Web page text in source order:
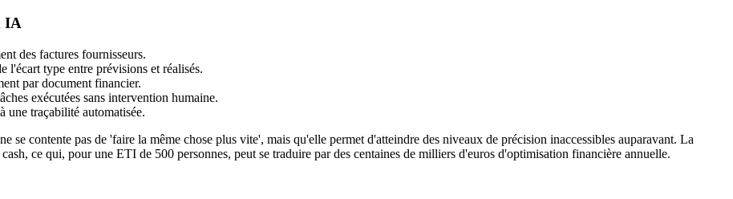
IA
des factures fournisseurs.
l'écart type entre prévisions et réalisés.
par document financier.
exécutées sans intervention humaine.
une traçabilité automatisée.
contente pas de 'faire la même chose plus vite', mais qu'elle permet d'atteindre des niveaux de précision inaccessibles auparavant. La
ce qui, pour une ETI de 500 personnes, peut se traduire par des centaines de milliers d'euros d'optimisation financière annuelle.